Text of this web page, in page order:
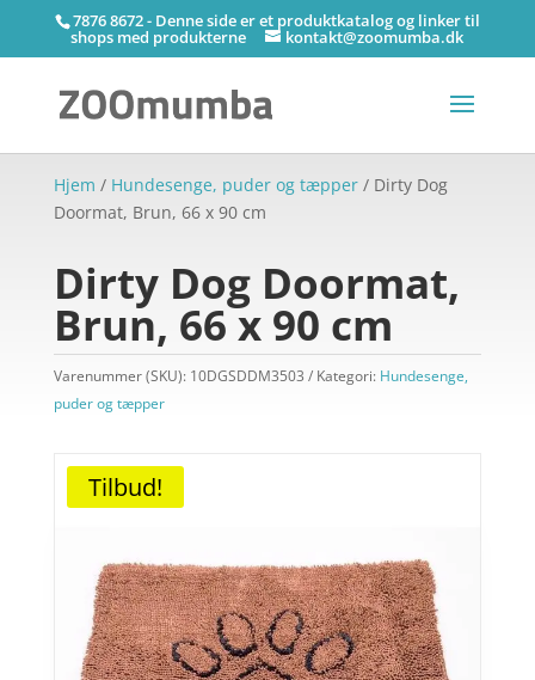
7876 8672 - Denne side er et produktkatalog og linker til
shops med produkterne kontakt@zoomumba.dk
Hjem / Hundesenge, puder og tæpper/ Dirty Dog
Doormat, Brun, 66 x 90 cm
Dirty Dog Doormat,
Brun, 66 x 90 cm
Varenummer (SKU): 10DGSDDM3503 Kategori: Hundesenge,
puder og tæpper
Tilbud!